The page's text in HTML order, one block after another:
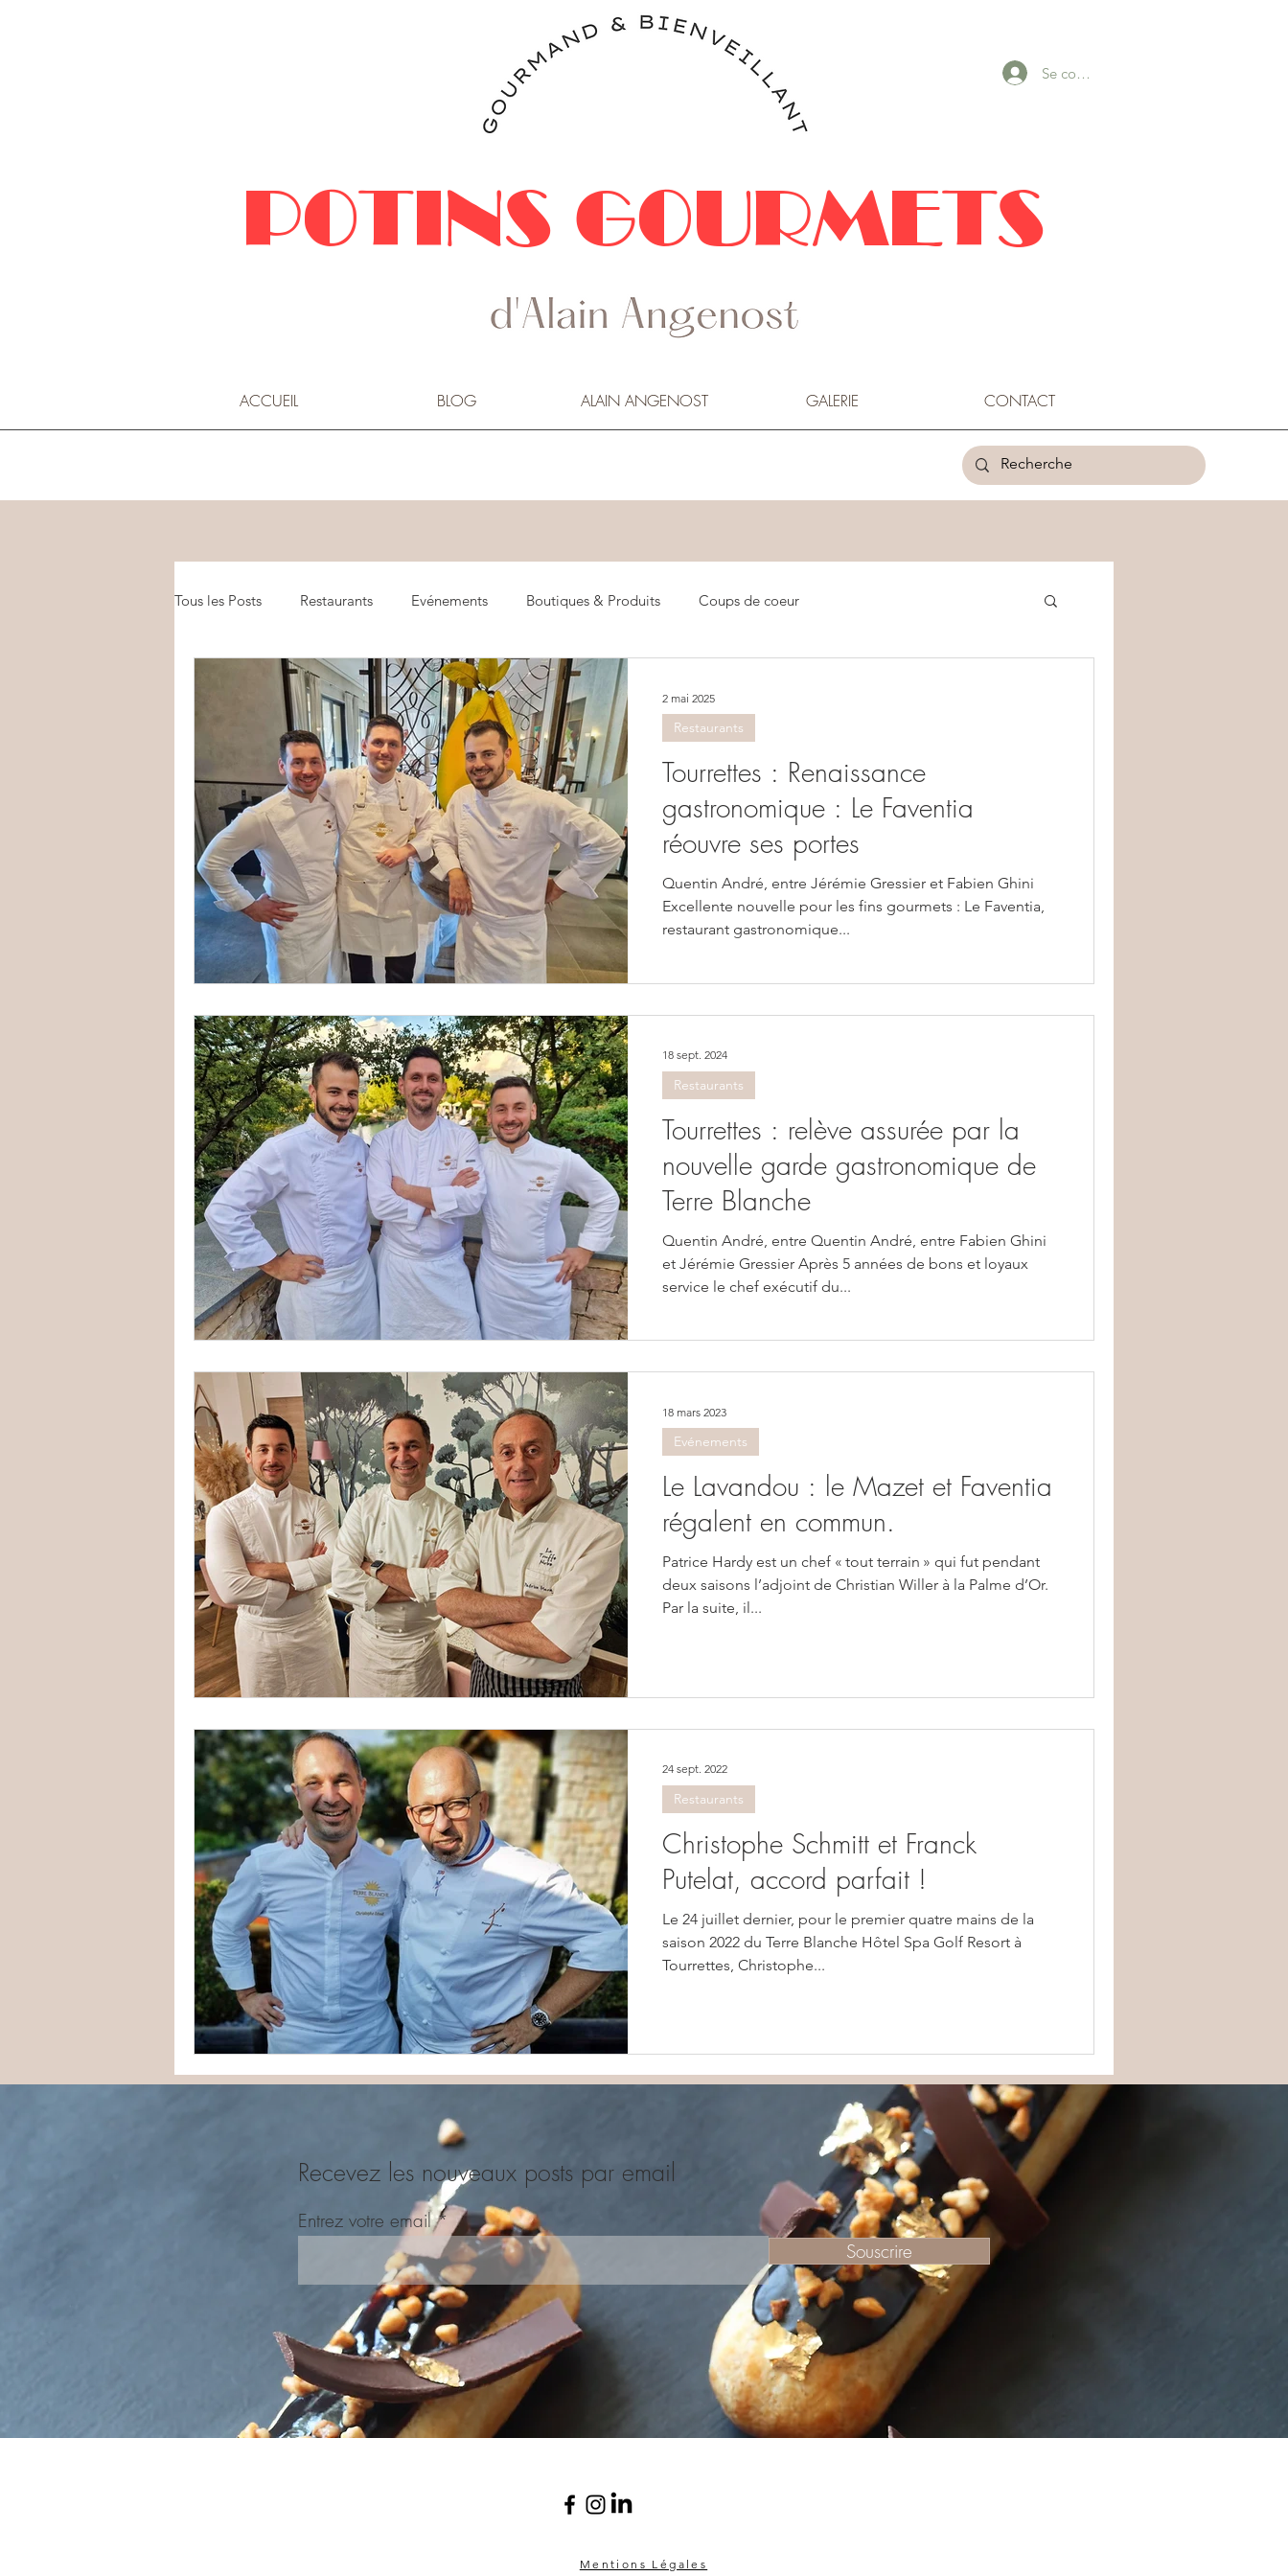
Se connecter
POTINS GOURMETS
ACCUEIL BLOG ALAIN ANGENOST GALERIE CONTACT
Tous les Posts Restaurants Evénements Boutiques & Produits Coups de coeur
Tourrettes : Renaissance
gastronomique : Le Faventia
réouvre ses portes
Quentin André, entre Jérémie Gressier et Fabien Ghini
Excellente nouvelle pour les fins gourmets : Le Faventia,
restaurant gastronomique...
Restaurants
2 mai 2025
Tourrettes : relève assurée par la
nouvelle garde gastronomique de
Terre Blanche
Quentin André, entre Quentin André, entre Fabien Ghini
et Jérémie Gressier Après 5 années de bons et loyaux
service le chef exécutif du...
Restaurants
18 sept. 2024
Le Lavandou : le Mazet et Faventia
régalent en commun.
Patrice Hardy est un chef « tout terrain » qui fut pendant
deux saisons l’adjoint de Christian Willer à la Palme d’Or.
Par la suite, il...
Evénements
18 mars 2023
Christophe Schmitt et Franck
Putelat, accord parfait !
Le 24 juillet dernier, pour le premier quatre mains de la
saison 2022 du Terre Blanche Hôtel Spa Golf Resort à
Tourrettes, Christophe...
Restaurants
24 sept. 2022
Recevez les nouveaux posts par email
Entrez votre email
Souscrire
Mentions Légales